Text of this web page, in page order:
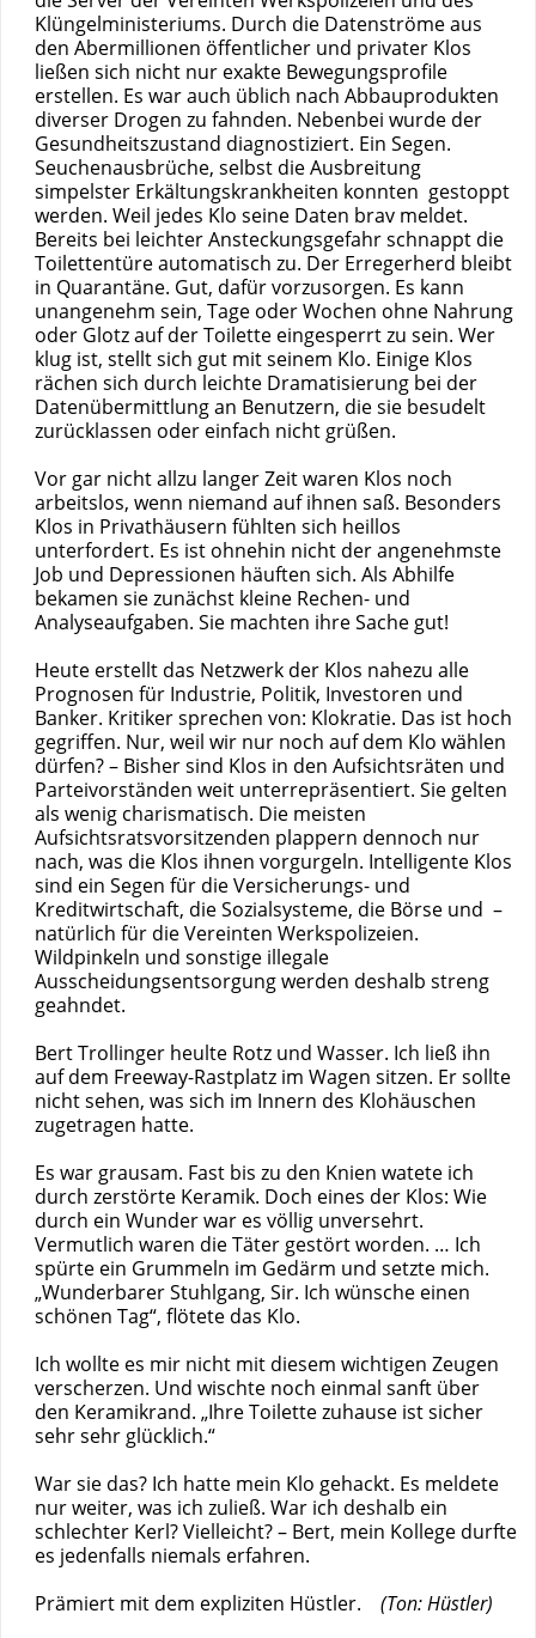
Klüngelministeriums. Durch die Datenströme aus
den Abermillionen öffentlicher und privater Klos
ließen sich nicht nur exakte Bewegungsprofile
erstellen. Es war auch üblich nach Abbauprodukten
diverser Drogen zu fahnden. Nebenbei wurde der
Gesundheitszustand diagnostiziert. Ein Segen.
Seuchenausbrüche, selbst die Ausbreitung
simpelster Erkältungskrankheiten konnten gestoppt
werden. Weil jedes Klo seine Daten brav meldet.
Bereits bei leichter Ansteckungsgefahr schnappt die
Toilettentüre automatisch zu. Der Erregerherd bleibt
in Quarantäne. Gut, dafür vorzusorgen. Es kann
unangenehm sein, Tage oder Wochen ohne Nahrung
oder Glotz auf der Toilette eingesperrt zu sein. Wer
klug ist, stellt sich gut mit seinem Klo. Einige Klos
rächen sich durch leichte Dramatisierung bei der
Datenübermittlung an Benutzern, die sie besudelt
zurücklassen oder einfach nicht grüßen.
Vor gar nicht allzu langer Zeit waren Klos noch
arbeitslos, wenn niemand auf ihnen saß. Besonders
Klos in Privathäusern fühlten sich heillos
unterfordert. Es ist ohnehin nicht der angenehmste
Job und Depressionen häuften sich. Als Abhilfe
bekamen sie zunächst kleine Rechen- und
Analyseaufgaben. Sie machten ihre Sache gut!
Heute erstellt das Netzwerk der Klos nahezu alle
Prognosen für Industrie, Politik, Investoren und
Banker. Kritiker sprechen von: Klokratie. Das ist hoch
gegriffen. Nur, weil wir nur noch auf dem Klo wählen
dürfen? – Bisher sind Klos in den Aufsichtsräten und
Parteivorständen weit unterrepräsentiert. Sie gelten
als wenig charismatisch. Die meisten
Aufsichtsratsvorsitzenden plappern dennoch nur
nach, was die Klos ihnen vorgurgeln. Intelligente Klos
sind ein Segen für die Versicherungs- und
Kreditwirtschaft, die Sozialsysteme, die Börse und –
natürlich für die Vereinten Werkspolizeien.
Wildpinkeln und sonstige illegale
Ausscheidungsentsorgung werden deshalb streng
geahndet.
Bert Trollinger heulte Rotz und Wasser. Ich ließ ihn
auf dem Freeway-Rastplatz im Wagen sitzen. Er sollte
nicht sehen, was sich im Innern des Klohäuschen
zugetragen hatte.
Es war grausam. Fast bis zu den Knien watete ich
durch zerstörte Keramik. Doch eines der Klos: Wie
durch ein Wunder war es völlig unversehrt.
Vermutlich waren die Täter gestört worden. … Ich
spürte ein Grummeln im Gedärm und setzte mich.
„Wunderbarer Stuhlgang, Sir. Ich wünsche einen
schönen Tag“, flötete das Klo.
Ich wollte es mir nicht mit diesem wichtigen Zeugen
verscherzen. Und wischte noch einmal sanft über
den Keramikrand. „Ihre Toilette zuhause ist sicher
sehr sehr glücklich.“
War sie das? Ich hatte mein Klo gehackt. Es meldete
nur weiter, was ich zuließ. War ich deshalb ein
schlechter Kerl? Vielleicht? – Bert, mein Kollege durfte
es jedenfalls niemals erfahren.
Prämiert mit dem expliziten Hüstler. (Ton: Hüstler)